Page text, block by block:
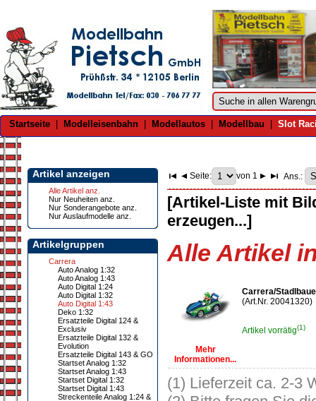
Startseite Modelleisenbahn Modellautos Modellbau Slot
Artikel anzeigen
Alle Artikel anz.
Nur Neuheiten anz.
Nur Sonderangebote anz.
Nur Auslaufmodelle anz.
Artikelgruppen
Carrera
Auto Analog 1:32
Auto Analog 1:43
Auto Digital 1:24
Auto Digital 1:32
Auto Digital 1:43
Deko 1:32
Ersatzteile Digital 124 &
Exclusiv
Ersatzteile Digital 132 &
Evolution
Ersatzteile Digital 143 & GO
Startset Analog 1:32
Startset Analog 1:43
Startset Digital 1:32
Startset Digital 1:43
Streckenteile Analog 1:24 &
Seite: von 1 Ans.:
[Artikel-Liste mit
erzeugen...]
Alle Artikel
Mehr
Informationen...
Carrera/
(Art.Nr. 20041320)
Artikel vorrätig(1)
(1) Lieferzeit ca. 2-3